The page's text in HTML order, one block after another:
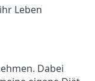
Leben
Dabei